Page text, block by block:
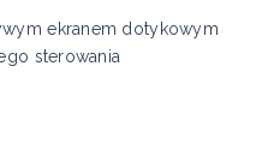
ekranem dotykowym
sterowania